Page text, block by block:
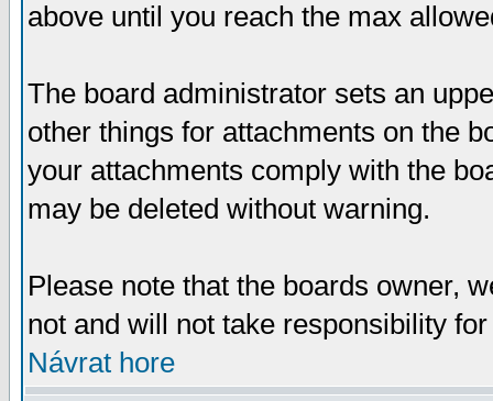
above until you reach the max
The board administrator sets an
other things for attachments on the
your attachments comply with the
may be deleted without warning.
Please note that the boards owner,
not and will not take responsibility
Návrat hore